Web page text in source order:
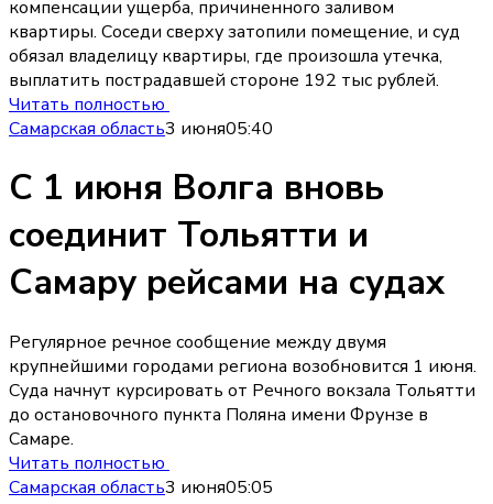
компенсации ущерба, причиненного заливом
квартиры. Соседи сверху затопили помещение, и суд
обязал владелицу квартиры, где произошла утечка,
выплатить пострадавшей стороне 192 тыс рублей.
Читать полностью
Самарская область3 июня05:40
С 1 июня Волга вновь
соединит Тольятти и
Самару рейсами на судах
Регулярное речное сообщение между двумя
крупнейшими городами региона возобновится 1 июня.
Суда начнут курсировать от Речного вокзала Тольятти
до остановочного пункта Поляна имени Фрунзе в
Самаре.
Читать полностью
Самарская область3 июня05:05